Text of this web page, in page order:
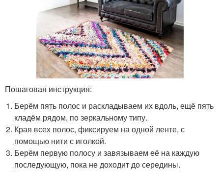
Пошаговая инструкция:
Берём пять полос и раскладываем их вдоль, ещё пять
кладём рядом, по зеркальному типу.
Края всех полос, фиксируем на одной ленте, с
помощью нити с иголкой.
Берём первую полосу и завязываем её на каждую
последующую, пока не доходит до середины.